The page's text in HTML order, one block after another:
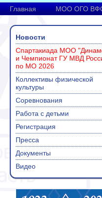
Главная МОО ОГО
Новости
Спартакиада МОО
и Чемпионат ГУ МВД
по МО 2026
Коллективы физической
культуры
Соревнования
Работа с детьми
Регистрация
Пресса
Документы
Видео